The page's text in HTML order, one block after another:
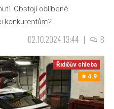
Obstojí oblíbené
konkurentům?
02.10.2024 13:44 | 8
Řidičův chleba
4.9